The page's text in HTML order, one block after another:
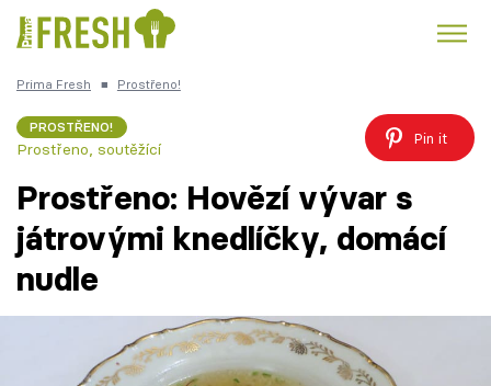
Česká kuchyně
Témata
Recepty
Prima Fresh ■ Prostřeno!
PROSTŘENO!
Prostřeno, soutěžící
Pin it
Prostřeno: Hovězí vývar s
játrovými knedlíčky, domácí
nudle